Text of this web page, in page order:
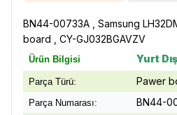
BN44-00733A , Samsung
board , CY-GJ032BGAVZV
Ürün Bilgisi Yurt
Parça Türü: Pawer
Parça Numarası: BN44-